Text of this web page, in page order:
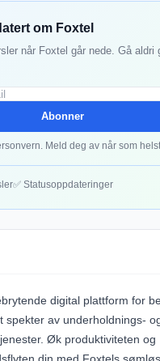
om Foxtel
når Foxtel går nede. Gå aldri
Abonner
Meld deg av når som
✅ Statusoppdateringer
digital plattform for
spekter av underholdnings-
Øk produktiviteten og